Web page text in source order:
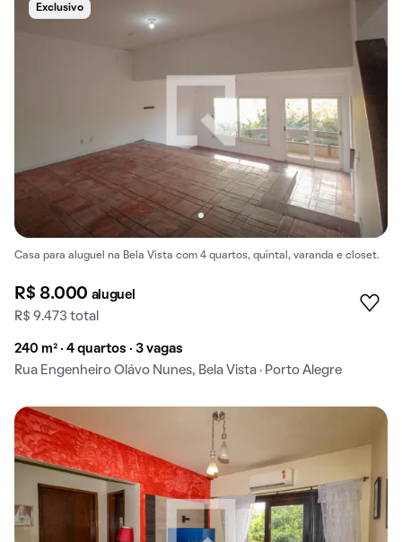
Exclusivo
Casa para aluguel na Bela Vista com 4 quartos, quintal, varanda e closet.
R$ 8.000 aluguel
R$ 9.473 total
240 m² · 4 quartos · 3 vagas
Rua Engenheiro Olávo Nunes, Bela Vista · Porto Alegre